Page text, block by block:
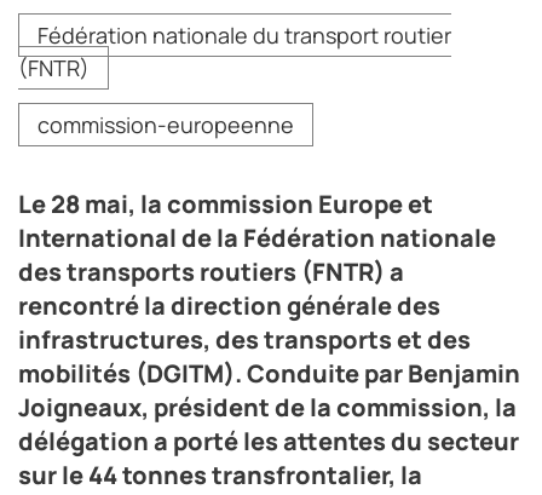
Le 28 mai, la commission Europe et International de la
Fédération nationale des transports routiers (FNTR) a
rencontré la direction générale des infrastructures,
des transports et des mobilités (DGITM). Conduite par
Benjamin Joigneaux, président de la commission, la
délégation a porté les attentes du secteur sur le 44
l'indexation gazole, avec une inquiétude de fond pour
les trésoreries des TPE et PME.
Crédit photo DR
Fédération nationale du transport routier
(FNTR)
commission-europeenne
Le 28 mai, la commission Europe et
International de la Fédération nationale
des transports routiers (FNTR) a
rencontré la direction générale des
infrastructures, des transports et des
mobilités (DGITM). Conduite par Benjamin
Joigneaux, président de la commission, la
délégation a porté les attentes du secteur
sur le 44 tonnes transfrontalier, la